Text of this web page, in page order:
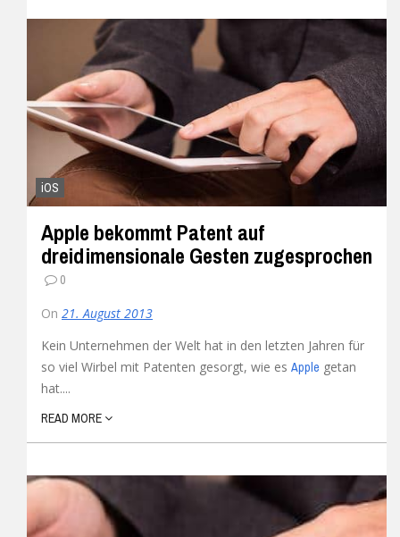
iOS
Apple bekommt Patent auf
dreidimensionale Gesten zugesprochen
0
On 21. August 2013
Kein Unternehmen der Welt hat in den letzten Jahren für
so viel Wirbel mit Patenten gesorgt, wie es Apple getan
hat....
READ MORE